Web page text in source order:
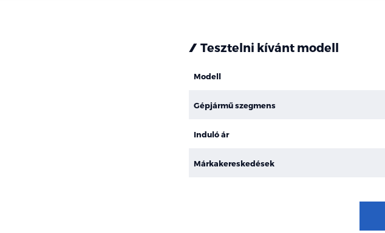
Tesztelni kívánt modell
Modell
Gépjármű szegmens
Induló ár
Márkakereskedések